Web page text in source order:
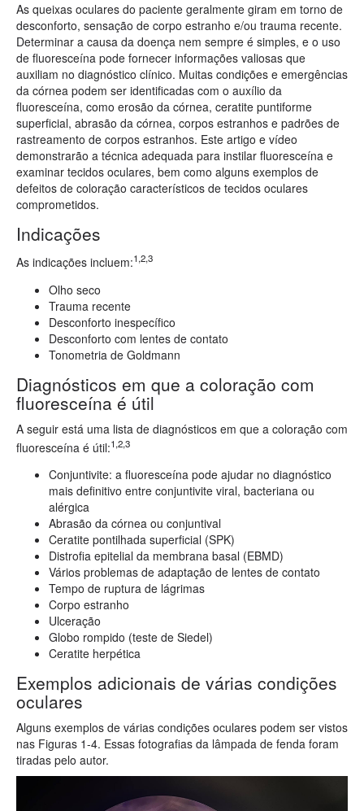
As queixas oculares do paciente geralmente giram em torno de
desconforto, sensação de corpo estranho e/ou trauma recente.
Determinar a causa da doença nem sempre é simples, e o uso
de fluoresceína pode fornecer informações valiosas que
auxiliam no diagnóstico clínico. Muitas condições e emergências
da córnea podem ser identificadas com o auxílio da
fluoresceína, como erosão da córnea, ceratite puntiforme
superficial, abrasão da córnea, corpos estranhos e padrões de
rastreamento de corpos estranhos. Este artigo e vídeo
demonstrarão a técnica adequada para instilar fluoresceína e
examinar tecidos oculares, bem como alguns exemplos de
defeitos de coloração característicos de tecidos oculares
comprometidos.
Indicações
As indicações incluem:1,2,3
Olho seco
Trauma recente
Desconforto inespecífico
Desconforto com lentes de contato
Tonometria de Goldmann
Diagnósticos em que a coloração com
fluoresceína é útil
A seguir está uma lista de diagnósticos em que a coloração com
fluoresceína é útil:1,2,3
Conjuntivite: a fluoresceína pode ajudar no diagnóstico
mais definitivo entre conjuntivite viral, bacteriana ou
alérgica
Abrasão da córnea ou conjuntival
Ceratite pontilhada superficial (SPK)
Distrofia epitelial da membrana basal (EBMD)
Vários problemas de adaptação de lentes de contato
Tempo de ruptura de lágrimas
Corpo estranho
Ulceração
Globo rompido (teste de Siedel)
Ceratite herpética
Exemplos adicionais de várias condições
oculares
Alguns exemplos de várias condições oculares podem ser vistos
nas Figuras 1-4. Essas fotografias da lâmpada de fenda foram
tiradas pelo autor.